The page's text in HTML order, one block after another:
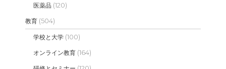
医薬品 (120)
教育 (504)
学校と大学 (100)
オンライン教育 (164)